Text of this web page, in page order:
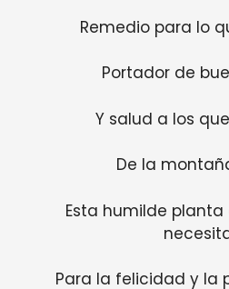
Remedio para lo
Portador de
Y salud a los
De la
Esta humilde
Para la felicidad y la